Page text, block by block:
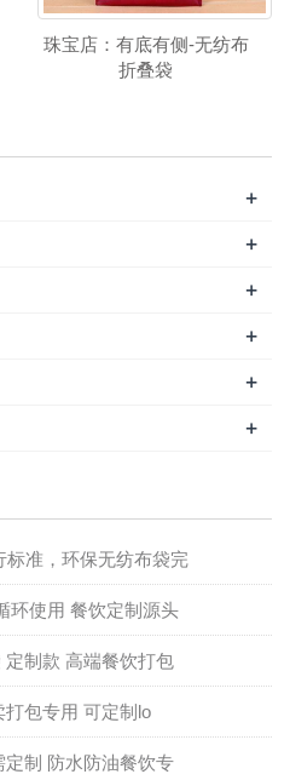
珠宝店：有底有侧-无纺布
折叠袋
+
+
+
+
+
+
准，环保无纺布袋完
环使用 餐饮定制源头
制款 高端餐饮打包
包专用 可定制lo
制 防水防油餐饮专